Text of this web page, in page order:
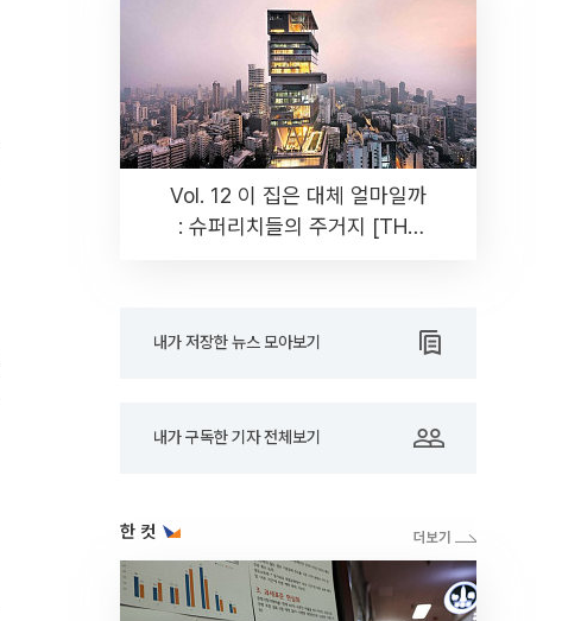
Vol. 12 이 집은 대체 얼마일까
: 슈퍼리치들의 주거지 [THE
내가 저장한 뉴스 모아보기
내가 구독한 기자 전체보기
한 컷